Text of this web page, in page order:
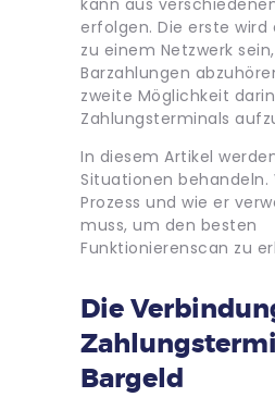
erfolgen. Die erste wird
zu einem Netzwerk
Barzahlungen
zweite Möglichkeit
Zahlungsterminals
In diesem Artikel
Situationen behandeln.
Prozess und wie er
muss, um den besten
Funktionierenscan zu
Die
Bargeld